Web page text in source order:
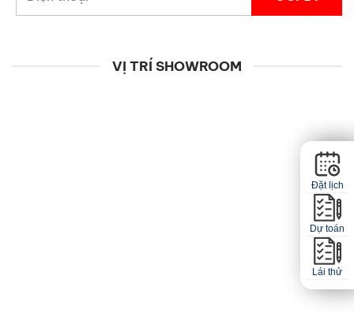
VỊ TRÍ SHOWROOM
Đặt lịch
Dự toán
Lái thử